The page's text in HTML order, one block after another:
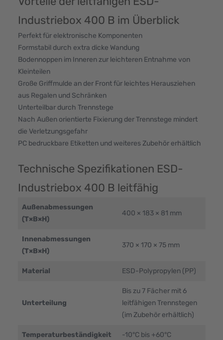
Industriebox 400 B im Überblick
Perfekt für elektronische Komponenten
Formstabil durch extra dicke Wandung
Bodennoppen im Inneren zur leichteren Entnahme von
Kleinteilen
Große Griffmulde an der Front für leichtes Herausziehen
aus Regalen und Schränken
Unterteilbar durch Trennstege
Nach Außen orientierte Fixierung der Trennstege mindert
die Verletzungsgefahr
PC bedruckbare Etiketten und weiteres Zubehör erhältlich
Technische Spezifikationen ESD-
Industriebox 400 B leitfähig
Außenabmessungen
(T×B×H)
400 × 183 × 81 mm
Innenabmessungen
(T×B×H)
370 × 170 × 75 mm
Material ESD-Polypropylen (PP)
Unterteilung
Bis zu 7 Fächer mit 6
leitfähigen Trennstegen
(im Zubehör erhältlich)
Temperaturbeständigkeit -10°C bis +60°C